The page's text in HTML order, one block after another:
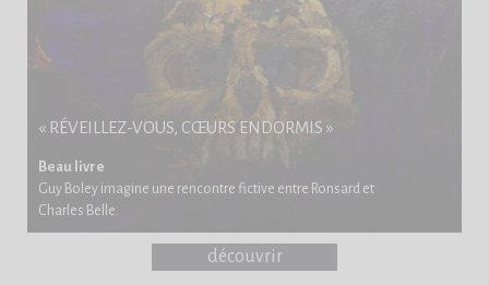
« RÉVEILLEZ-VOUS, CŒURS ENDORMIS »
Beau livre
Guy Boley imagine une rencontre fictive entre Ronsard et
Charles Belle.
découvrir